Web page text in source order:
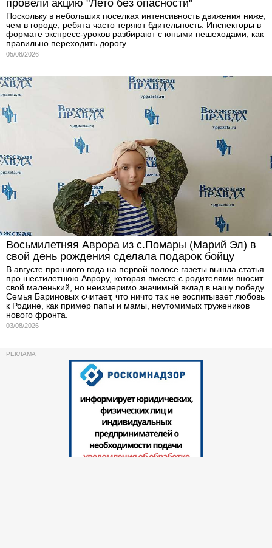
провели акцию "Лето без опасности"
Поскольку в небольших поселках интенсивность движения ниже,
чем в городе, ребята часто теряют бдительность. Инспекторы в
формате экспресс-уроков разбирают с юными пешеходами, как
правильно переходить дорогу...
05/08/2026
Восьмилетняя Аврора из с.Помары (Марий Эл) в
свой день рождения сделала подарок бойцу
В августе прошлого года на первой полосе газеты вышла статья
про шестилетнюю Аврору, которая вместе с родителями вносит
свой маленький, но неизмеримо значимый вклад в нашу победу.
Семья Бариновых считает, что ничто так не воспитывает любовь
к Родине, как пример папы и мамы, неутомимых тружеников
нового фронта.
03/08/2026